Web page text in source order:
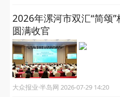
2026年漯河市双汇“简颂
圆满收官
大众报业·半岛网 2026-07-29 14:20